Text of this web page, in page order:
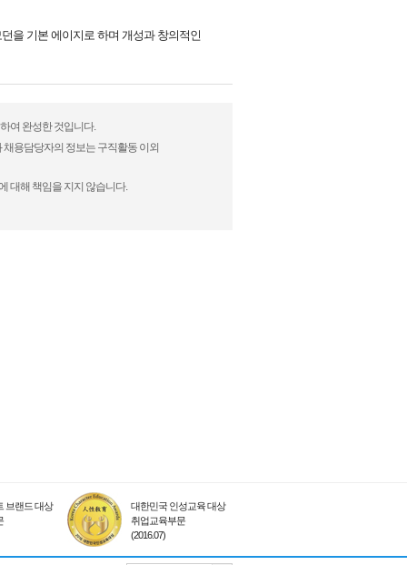
을 기본 에이지로 하며 개성과 창의적인
여 완성한 것입니다.
용담당자의 정보는 구직활동 이외
대해 책임을 지지 않습니다.
브랜드 대상
대한민국 인성교육 대상
취업교육부문
(2016.07)